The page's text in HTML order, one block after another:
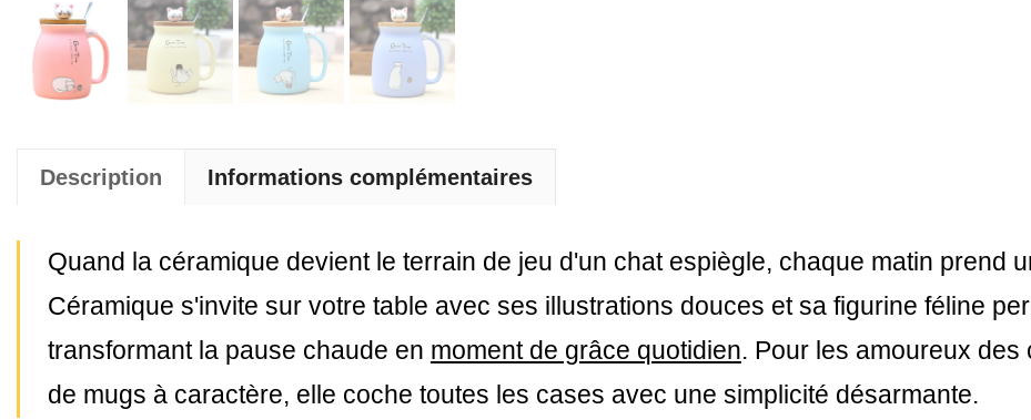
Description Informations complémentaires
Quand la céramique devient le terrain de jeu d'un chat espiègle, chaque matin prend
Céramique s'invite sur votre table avec ses illustrations douces et sa figurine féline
transformant la pause chaude en moment de grâce quotidien. Pour les amoureux
de mugs à caractère, elle coche toutes les cases avec une simplicité désarmante.